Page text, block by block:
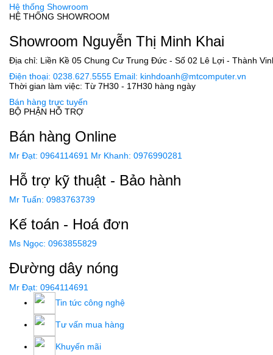
Hệ thống Showroom
HỆ THỐNG SHOWROOM
Showroom Nguyễn Thị Minh Khai
Địa chỉ: Liền Kề 05 Chung Cư Trung Đức - Số 02 Lê Lợi - Thành
Điện thoại: 0238.627.5555 Email: kinhdoanh@mtcomputer.vn
Thời gian làm việc: Từ 7H30 - 17H30 hàng ngày
Bán hàng trực tuyến
BỘ PHẬN HỖ TRỢ
Bán hàng Online
Mr Đạt: 0964114691 Mr Khanh: 0976990281
Hỗ trợ kỹ thuật - Bảo hành
Mr Tuấn: 0983763739
Kế toán - Hoá đơn
Ms Ngọc: 0963855829
Đường dây nóng
Mr Đạt: 0964114691
Tin tức công nghệ
Tư vấn mua hàng
Khuyến mãi